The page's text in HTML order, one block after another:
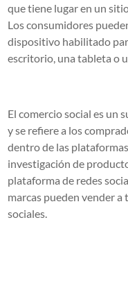
que tiene lugar en un
Los consumidores
dispositivo habilitado
escritorio, una tableta o
El comercio social es un
y se refiere a los
dentro de las
investigación de
plataforma de redes
marcas pueden vender a
sociales.